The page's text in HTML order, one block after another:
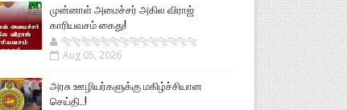
முன்னாள் அமைச்சர் அகில விராஜ்
காரியவசம் கைது!
🐅🐅🐅🐅🐅🐅🐆🐆🐆🐆🐆🐆🐆🐆
Aug 05, 2026
அரசு ஊழியர்களுக்கு மகிழ்ச்சியான
செய்தி..!